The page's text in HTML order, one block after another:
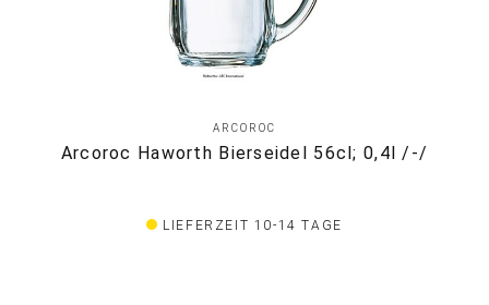
ARCOROC
Arcoroc Haworth Bierseidel 56cl; 0,4l /-/
LIEFERZEIT 10-14 TAGE